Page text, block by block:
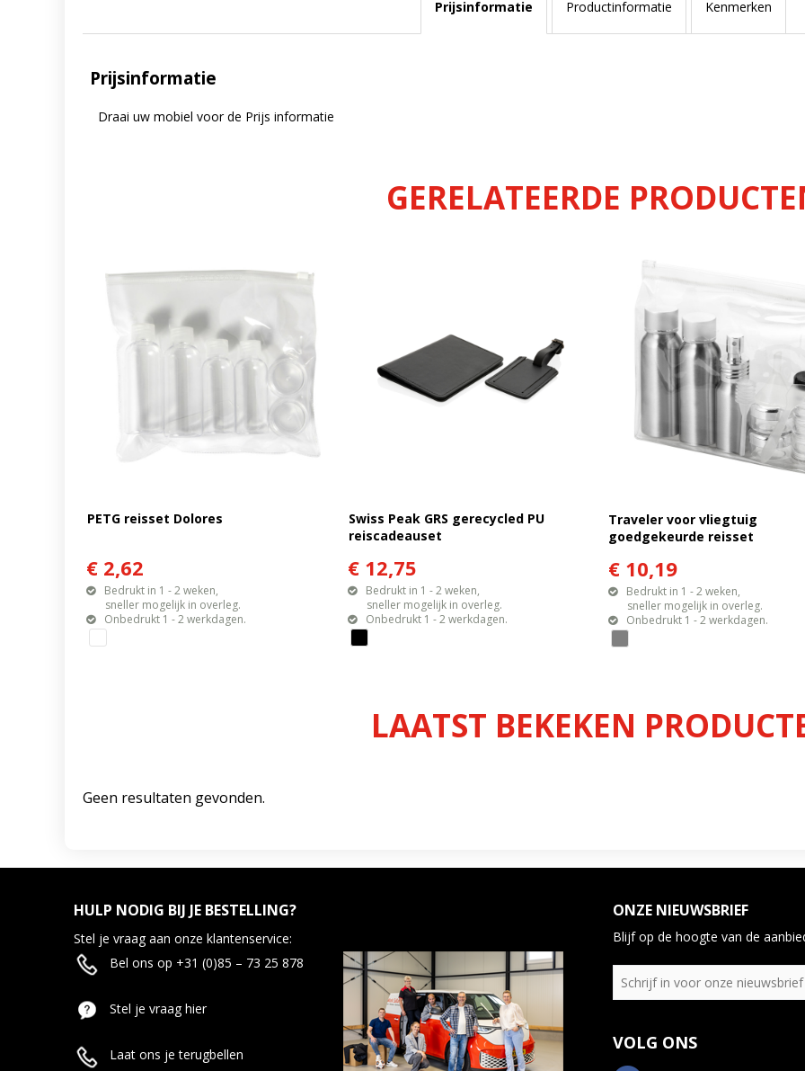
Prijsinformatie Productinformatie Kenmerken
Prijsinformatie
Draai uw mobiel voor de Prijs informatie
GERELATEERDE
PETG reisset Dolores
€ 2,62
Bedrukt in 1 - 2 weken,
sneller mogelijk in overleg.
Onbedrukt 1 - 2 werkdagen.
Swiss Peak GRS gerecycled PU
reiscadeauset
€ 12,75
Bedrukt in 1 - 2 weken,
sneller mogelijk in overleg.
Onbedrukt 1 - 2 werkdagen.
Traveler voor vliegtuig
goedgekeurde reisset
€ 10,19
Bedrukt in 1 - 2 weken,
sneller mogelijk in overleg.
Onbedrukt 1 - 2 werkdagen.
LAATST BEKEKEN
Geen resultaten gevonden.
HULP NODIG BIJ JE BESTELLING?
Stel je vraag aan onze klantenservice:
Bel ons op +31 (0)85 – 73 25 878
Stel je vraag hier
Laat ons je terugbellen
ONZE NIEUWSBRIEF
Blijf op de hoogte van de
VOLG ONS